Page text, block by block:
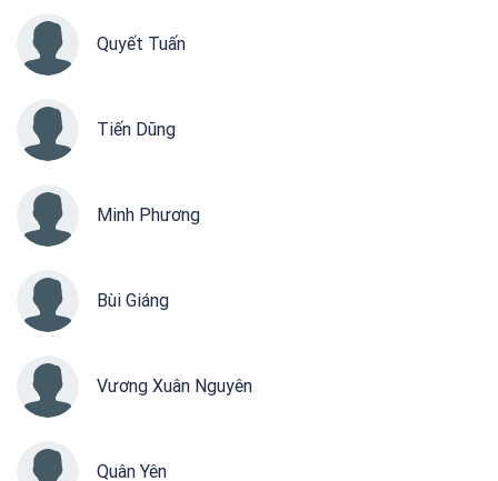
Quyết Tuấn
Tiến Dũng
Minh Phương
Bùi Giáng
Vương Xuân Nguyên
Quân Yên